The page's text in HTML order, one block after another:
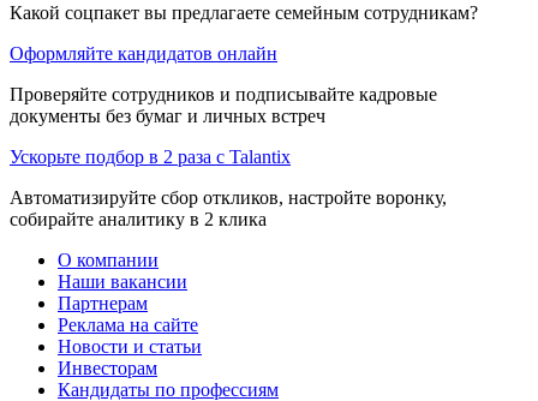
Какой соцпакет вы предлагаете семейным сотрудникам?
Оформляйте кандидатов онлайн
Проверяйте сотрудников и подписывайте кадровые
документы без бумаг и личных встреч
Ускорьте подбор в 2 раза с Talantix
Автоматизируйте сбор откликов, настройте воронку,
собирайте аналитику в 2 клика
О компании
Наши вакансии
Партнерам
Реклама на сайте
Новости и статьи
Инвесторам
Кандидаты по профессиям